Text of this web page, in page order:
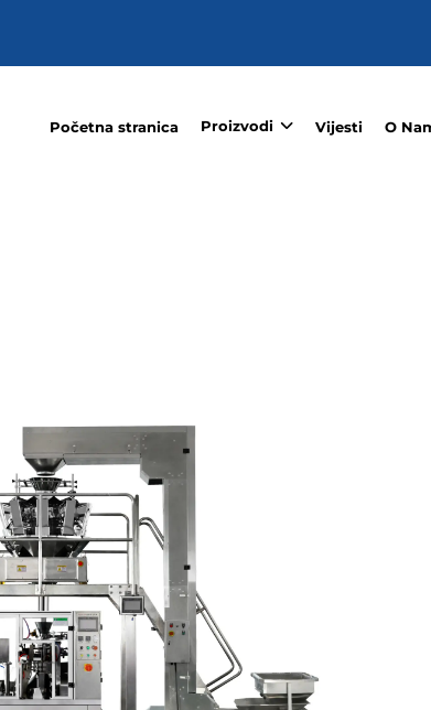
Početna stranica Proizvodi Vijesti O